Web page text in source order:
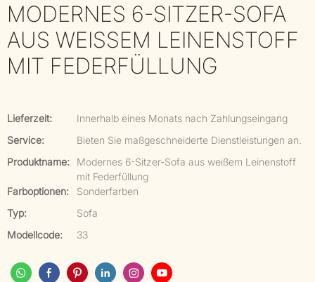
MODERNES 6-SITZER-SOFA
AUS WEISSEM LEINENSTOFF M
IT FEDERFÜLLUNG
Lieferzeit:
Innerhalb eines Monats nach Zahlungseingang
Service:
Bieten Sie maßgeschneiderte Dienstleistungen an.
Produktname:
Modernes 6-Sitzer-Sofa aus weißem Leinenstoff
mit Federfüllung
Farboptionen:
Sonderfarben
Typ:
Sofa
Modellcode:
33